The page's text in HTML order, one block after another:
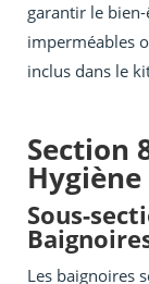
garantir le
imperméables
inclus dans le
Section
Hygiène
Sous-
Les baignoires